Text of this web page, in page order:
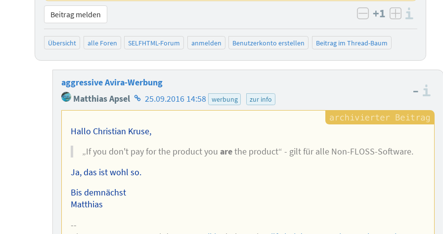
Beitrag melden negativ
+1 positiv
Übersicht alle Foren SELFHTML-Forum anmelden Benutzerkonto erstellen Beitrag im Thread-Baum
aggressive Avira-Werbung
Matthias Apsel Homepage
des
25.09.2016 14:58 werbung zur info
–
Hallo Christian Kruse,
„If you don't pay for the product you arethe product“ - gilt für alle Non-FLOSS-Software.
Ja, das ist wohl so.
Bis demnächst
Matthias
--